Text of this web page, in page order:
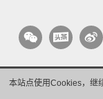
本站点使用Cookies，继
版权所有 © 华为技术